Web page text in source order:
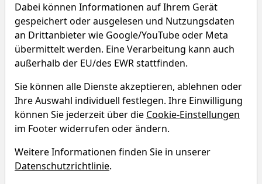
49,810 $ +0,16 %
Echtzeit-Aktienkurs 07.08.2026, 15:34 Uhr
Was macht Imax?
Unternehmensprofil
IMAX Corp. is an entertainment technology
company, which engages in the business of motion
Dabei können Informationen auf Ihrem Gerät
gespeichert oder ausgelesen und Nutzungsdaten
an Drittanbieter wie Google/YouTube oder Meta
übermittelt werden. Eine Verarbeitung kann auch
außerhalb der EU/des EWR stattfinden.
Sie können alle Dienste akzeptieren, ablehnen oder
Ihre Auswahl individuell festlegen. Ihre Einwilligung
können Sie jederzeit über die Cookie-Einstellungen
im Footer widerrufen oder ändern.
Weitere Informationen finden Sie in unserer
Datenschutzrichtlinie.